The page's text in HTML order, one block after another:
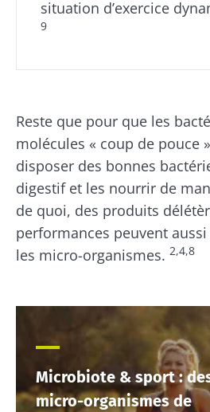
situation d’exercice
9
Reste que pour que les
molécules « coup de pouce
disposer des bonnes
digestif et les nourrir de
de quoi, des produits
performances peuvent
les micro-organismes. 2,4,8
Microbiote & sport :
micro-organismes de